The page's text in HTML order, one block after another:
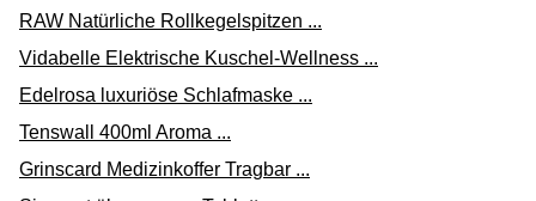
RAW Natürliche Rollkegelspitzen ...
Vidabelle Elektrische Kuschel-Wellness ...
Edelrosa luxuriöse Schlafmaske ...
Tenswall 400ml Aroma ...
Grinscard Medizinkoffer Tragbar ...